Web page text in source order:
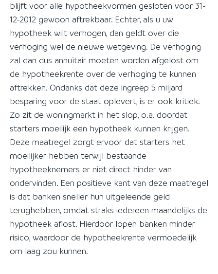
blijft voor alle hypotheekvormen gesloten voor 31-
12-2012 gewoon aftrekbaar. Echter, als u uw
hypotheek wilt verhogen, dan geldt over die
verhoging wel de nieuwe wetgeving. De verhoging
zal dan dus annuïtair moeten worden afgelost om
de hypotheekrente over de verhoging te kunnen
aftrekken. Ondanks dat deze ingreep 5 miljard
besparing voor de staat oplevert, is er ook kritiek.
Zo zit de woningmarkt in het slop, o.a. doordat
starters moeilijk een hypotheek kunnen krijgen.
Deze maatregel zorgt ervoor dat starters het
moeilijker hebben terwijl bestaande
hypotheeknemers er niet direct hinder van
ondervinden. Een positieve kant van deze maatregel
is dat banken sneller hun uitgeleende geld
terughebben, omdat straks iedereen maandelijks de
hypotheek aflost. Hierdoor lopen banken minder
risico, waardoor de hypotheekrente vermoedelijk
om laag zou kunnen.